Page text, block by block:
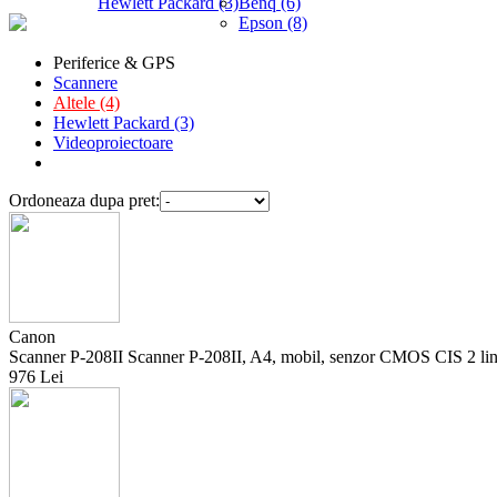
Epson (8)
Periferice & GPS
Scannere
Altele (4)
Hewlett Packard (3)
Videoproiectoare
Ordoneaza dupa pret:
Canon
Scanner P-208II Scanner P-208II, A4, mobil, senzor CMOS CIS 2
976 Lei